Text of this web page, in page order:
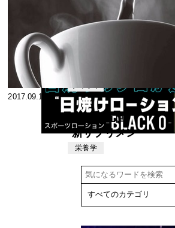
訳】#4 カフェ
インは筋出力
1RMの向上に
は直接貢献し
にくい
フィット
2019.03.08
ァレンス2018
講演レポート
アミノ酸摂取
の新常識～運
動のPre・
求められるア
ミノ酸につい
て～ #1
ネス
2017.09.14
第五十五回
新サプリメン
ト・トピック
ェニックエイ
栄養学